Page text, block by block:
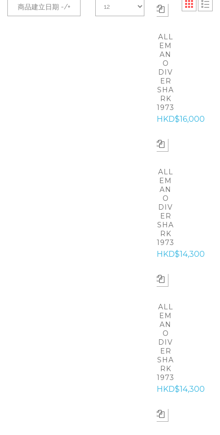
商品建立日期 -/+
ALL
EM
AN
O
DIV
ER
SHA
RK
1973
HKD$16,000
ALL
EM
AN
O
DIV
ER
SHA
RK
1973
HKD$14,300
ALL
EM
AN
O
DIV
ER
SHA
RK
1973
HKD$14,300